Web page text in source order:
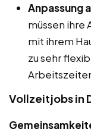
Anpassung
müssen ihre
mit ihrem
zu sehr
Vollzeitjobs in